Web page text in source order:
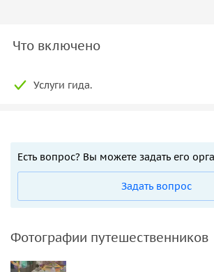
Что включено
Услуги гида.
Есть вопрос? Вы можете задать его
Задать вопрос
Фотографии путешественников